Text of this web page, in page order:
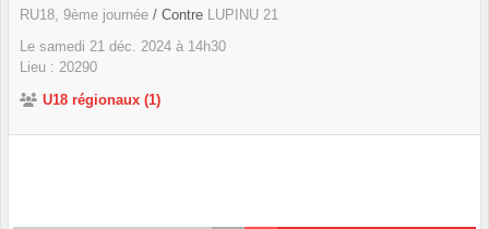
RU18, 9ème journée / Contre LUPINU 21
Le samedi 21 déc. 2024 à 14h30
Lieu : 20290
U18 régionaux (1)